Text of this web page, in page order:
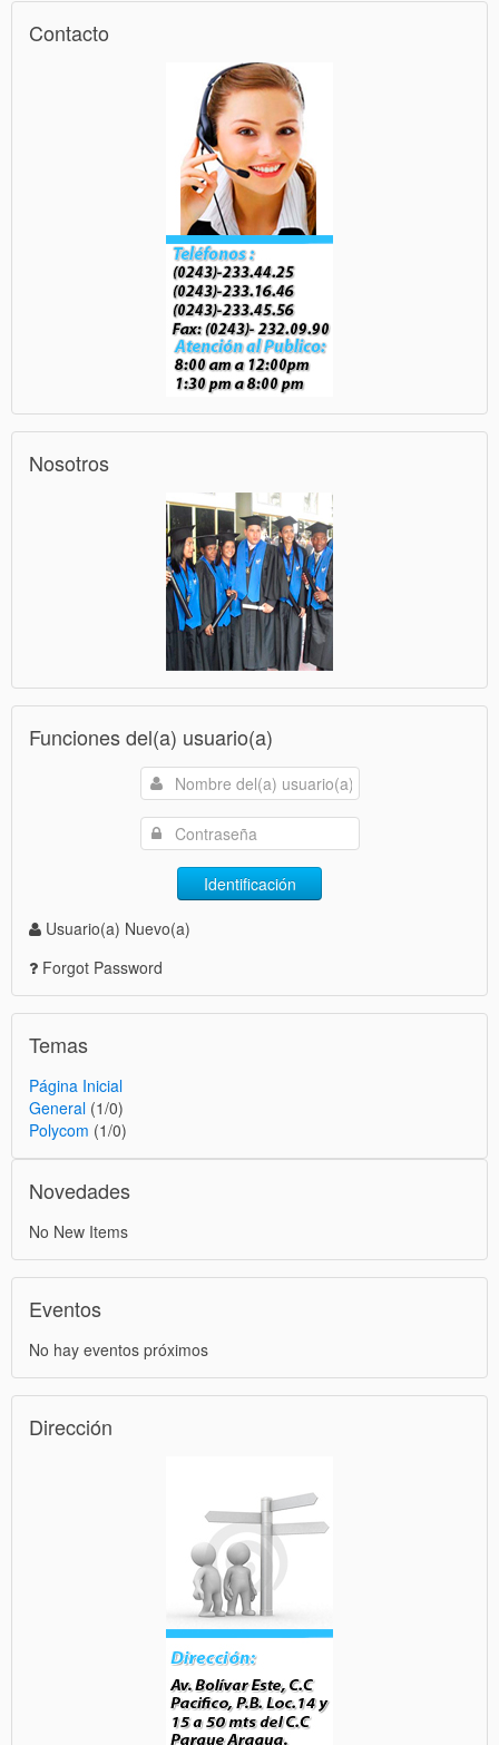
Contacto
Nosotros
Funciones del(a) usuario(a)
Identificación
Usuario(a) Nuevo(a)
Forgot Password
Temas
Página Inicial
General (1/0)
Polycom (1/0)
Novedades
No New Items
Eventos
No hay eventos próximos
Dirección